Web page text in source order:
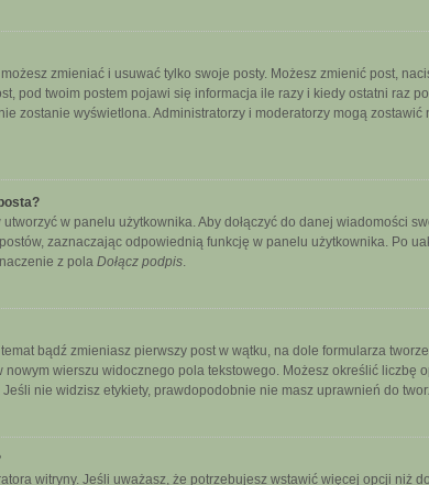
zmieniać i usuwać tylko swoje posty. Możesz zmienić post,
pod twoim postem pojawi się informacja ile razy i kiedy ostatni raz
zostanie wyświetlona. Administratorzy i moderatorzy mogą
w panelu użytkownika. Aby dołączyć do danej wiadomości
zaznaczając odpowiednią funkcję w panelu użytkownika. Po
z pola Dołącz podpis.
bądź zmieniasz pierwszy post w wątku, na dole formularza
wierszu widocznego pola tekstowego. Możesz określić
nie widzisz etykiety, prawdopodobnie nie masz uprawnień do
witryny. Jeśli uważasz, że potrzebujesz wstawić więcej opcji niż